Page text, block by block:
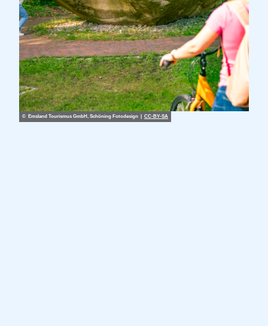
© Emsland Tourismus GmbH, Schöning Fotodesign | CC-BY-SA